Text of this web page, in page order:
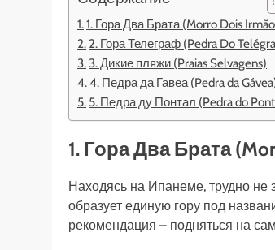
1. Гора Два Брата (Morro Dois
2. Гора Телеграф (Pedra Do
3. Дикие пляжи (Praias Selvagens)
4. Педра да Гавеа (Pedra da
5. Педра ду Понтал (Pedra do
1. Гора Два Брата
Находясь на Ипанеме, трудно не
образует единую гору под
рекомендация – подняться на